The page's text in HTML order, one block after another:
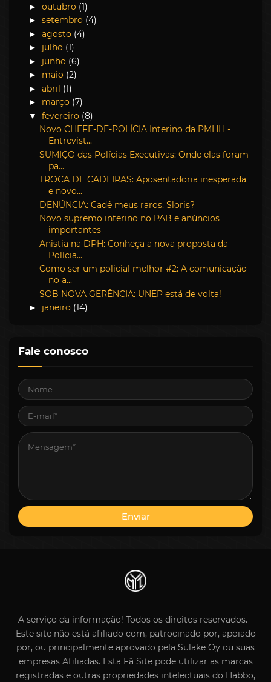
► outubro (1)
► setembro (4)
► agosto (4)
► julho (1)
► junho (6)
► maio (2)
► abril (1)
► março (7)
▼ fevereiro (8)
Novo CHEFE-DE-POLÍCIA Interino da PMHH -
Entrevist...
SUMIÇO das Polícias Executivas: Onde elas foram
pa...
TROCA DE CADEIRAS: Aposentadoria inesperada
e novo...
DENÚNCIA: Cadê meus raros, Sloris?
Novo supremo interino no PAB e anúncios
importantes
Anistia na DPH: Conheça a nova proposta da
Polícia...
Como ser um policial melhor #2: A comunicação
no a...
SOB NOVA GERÊNCIA: UNEP está de volta!
► janeiro (14)
Fale conosco
A serviço da informação! Todos os direitos reservados. -
Este site não está afiliado com, patrocinado por, apoiado
por, ou principalmente aprovado pela Sulake Oy ou suas
empresas Afiliadas. Esta Fã Site pode utilizar as marcas
registradas e outras propriedades intelectuais do Habbo,